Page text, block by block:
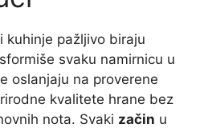
kuhinje pažljivo biraju
svaku namirnicu u
oslanjaju na proverene
kvalitete hrane bez
nota. Svaki začin u